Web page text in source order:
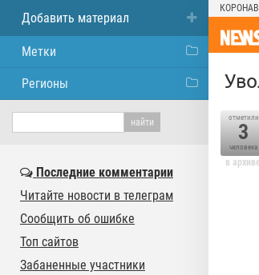
отметили
3
человека
в архиве
Добавить материал
Метки
Регионы
Последние комментарии
Читайте новости в телеграм
Сообщить об ошибке
Топ сайтов
Забаненные участники